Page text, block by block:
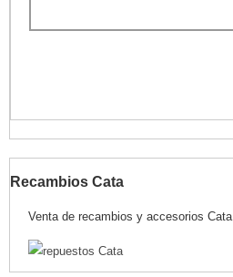
Recambios Cata
Venta de recambios y accesorios Cata